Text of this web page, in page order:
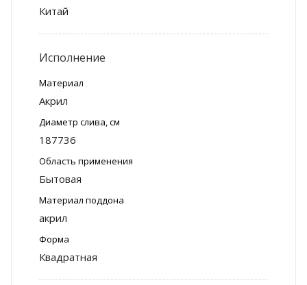
Китай
Исполнение
Материал
Акрил
Диаметр слива, см
187736
Область применения
Бытовая
Материал поддона
акрил
Форма
Квадратная